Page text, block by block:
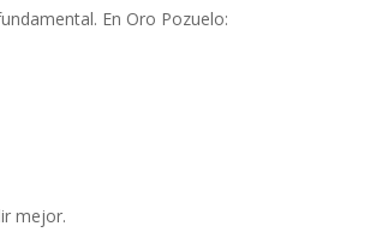
En Oro Pozuelo:
mejor.